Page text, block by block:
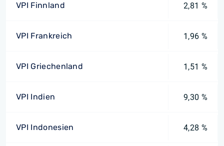
VPI Finnland 2,81 %
VPI Frankreich 1,96 %
VPI Griechenland 1,51 %
VPI Indien 9,30 %
VPI Indonesien 4,28 %